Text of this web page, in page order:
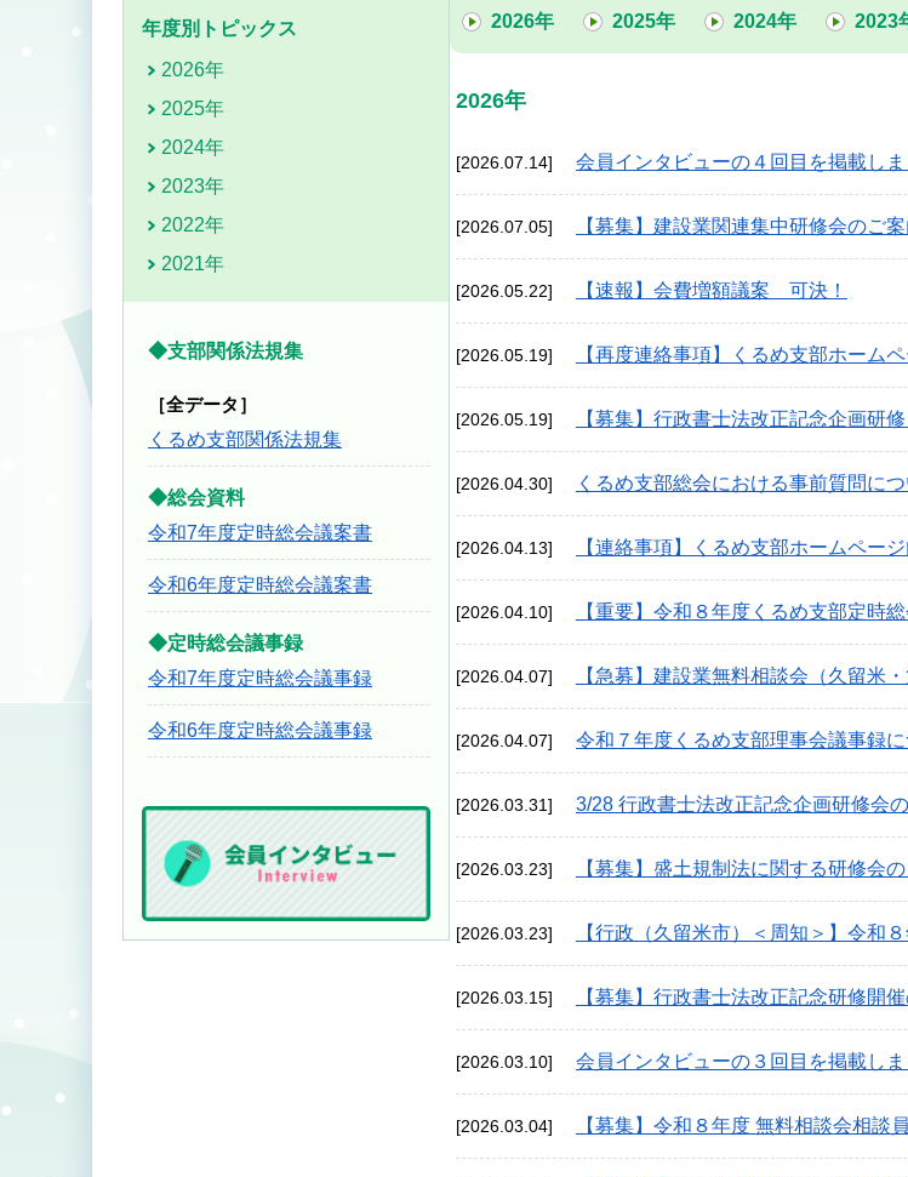
年度別トピックス
2026年
2025年
2024年
2023年
2022年
2021年
◆支部関係法規集
［全データ］
くるめ支部関係法規集
◆総会資料
令和7年度定時総会議案書
令和6年度定時総会議案書
◆定時総会議事録
令和7年度定時総会議事録
令和6年度定時総会議事録
2026年 2025年 2024年 2023
2026年
[2026.07.14] 会員インタビューの４回目を掲載しま
[2026.07.05] 【募集】建設業関連集中研修会のご
[2026.05.22] 【速報】会費増額議案 可決！
[2026.05.19] 【再度連絡事項】くるめ支部ホーム
[2026.05.19] 【募集】行政書士法改正記念企画研
[2026.04.30] くるめ支部総会における事前質問につ
[2026.04.13] 【連絡事項】くるめ支部ホームペー
[2026.04.10] 【重要】令和８年度くるめ支部定時
[2026.04.07] 【急募】建設業無料相談会（久留米
[2026.04.07] 令和７年度くるめ支部理事会議事録に
[2026.03.31] 3/28 行政書士法改正記念企画研修会
[2026.03.23] 【募集】盛土規制法に関する研修会
[2026.03.23] 【行政（久留米市）＜周知＞】令和
[2026.03.15] 【募集】行政書士法改正記念研修開
[2026.03.10] 会員インタビューの３回目を掲載しま
[2026.03.04] 【募集】令和８年度 無料相談会相談